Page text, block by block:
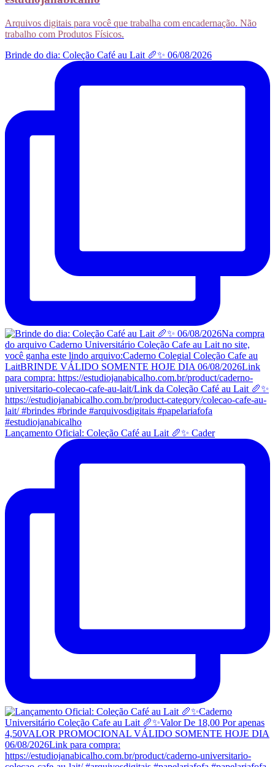
Arquivos digitais para você que trabalha com encadernação. Não
trabalho com Produtos Físicos.
Brinde do dia: Coleção Café au Lait 🥖✨ 06/08/2026
Lançamento Oficial: Coleção Café au Lait 🥖✨ Cader